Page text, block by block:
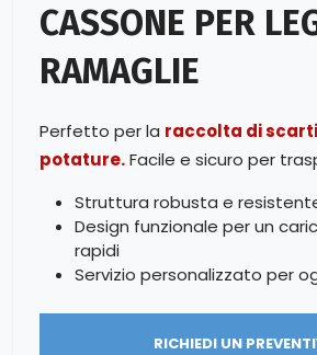
CASSONE PER
RAMAGLIE
Perfetto per la raccolta di
potature.Facile e sicuro per
Struttura robusta e
Design funzionale per un
rapidi
Servizio personalizzato per
RICHIEDI UN